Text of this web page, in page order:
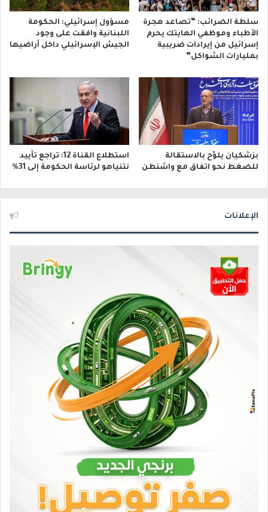
سلطة الضرائب: “تصاعد هجرة
الأطباء وموظفي الهايتك يحرم
إسرائيل من إيرادات ضريبية
بمليارات الشواكل”
مسؤول إسرائيلي: الحكومة
اللبنانية وافقت على وجود
الجيش الإسرائيلي داخل أراضيها
بزشكيان يلوّح بالاستقالة
للضغط نحو اتفاق مع واشنطن
استطلاع القناة 12: تراجع تأييد
نتنياهو لرئاسة الحكومة إلى 31%
الإعلانات